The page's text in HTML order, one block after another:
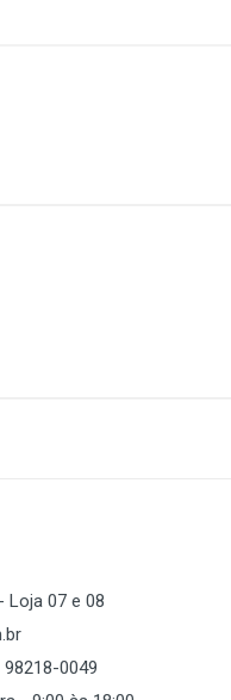
Loja 07 e 08
0049